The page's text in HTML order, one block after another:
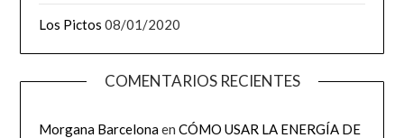
Los Pictos 08/01/2020
COMENTARIOS RECIENTES
Morgana BarcelonaenCÓMO USAR LA ENERGÍA DE